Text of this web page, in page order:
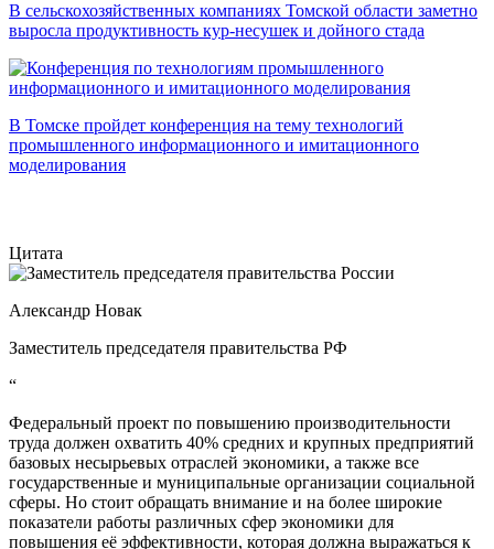
В сельскохозяйственных компаниях Томской области заметно
выросла продуктивность кур-несушек и дойного стада
В Томске пройдет конференция на тему технологий
промышленного информационного и имитационного
моделирования
Цитата
Александр Новак
Заместитель председателя правительства РФ
“
Федеральный проект по повышению производительности
труда должен охватить 40% средних и крупных предприятий
базовых несырьевых отраслей экономики, а также все
государственные и муниципальные организации социальной
сферы. Но стоит обращать внимание и на более широкие
показатели работы различных сфер экономики для
повышения её эффективности, которая должна выражаться к